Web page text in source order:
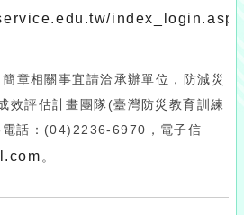
index_login.aspx
章相關事宜請洽承辦單位，防減災
效評估計畫團隊(臺灣防災教育訓練
電話：(04)2236-6970，電子信
。